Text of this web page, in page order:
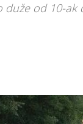
duže od 10-ak